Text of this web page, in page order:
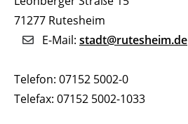
71277 Rutesheim
E-Mail: stadt@rutesheim.de
Telefon: 07152 5002-0
Telefax: 07152 5002-1033